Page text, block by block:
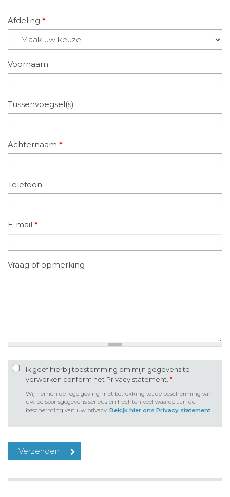
Afdeling *
Voornaam
Tussenvoegsel(s)
Achternaam *
Telefoon
E-mail *
Vraag of opmerking
Ik geef hierbij toestemming om mijn gegevens te
verwerken conform het Privacy statement. *
Wij nemen de regelgeving met betrekking tot de bescherming van
uw persoonsgegevens serieus en hechten veel waarde aan de
bescherming van uw privacy. Bekijk hier ons Privacy statement.